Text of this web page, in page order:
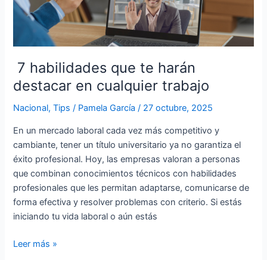
7 habilidades que te harán
destacar en cualquier trabajo
Nacional,Tips / Pamela García/ 27 octubre, 2025
En un mercado laboral cada vez más competitivo y
cambiante, tener un título universitario ya no garantiza el
éxito profesional. Hoy, las empresas valoran a personas
que combinan conocimientos técnicos con habilidades
profesionales que les permitan adaptarse, comunicarse de
forma efectiva y resolver problemas con criterio. Si estás
iniciando tu vida laboral o aún estás
te
harán
destacar
en
cualquier
trabajo
Leer más »